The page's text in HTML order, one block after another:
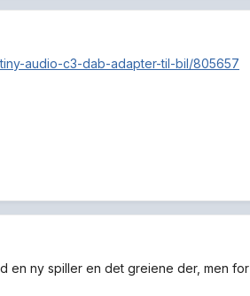
audio-c3-dab-adapter-til-bil/805657
en ny spiller en det greiene der, men